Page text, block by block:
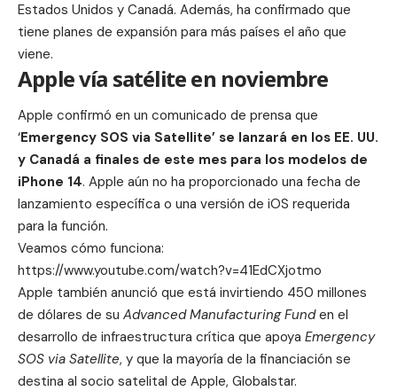
Estados Unidos y Canadá. Además, ha confirmado que
tiene planes de expansión para más países el año que
viene.
Apple vía satélite en noviembre
Apple confirmó en un comunicado de prensa que
‘Emergency SOS via Satellite’ se lanzará en los EE. UU.
y Canadá a finales de este mes para los modelos de
iPhone 14. Apple aún no ha proporcionado una fecha de
lanzamiento específica o una versión de iOS requerida
para la función.
Veamos cómo funciona:
https://www.youtube.com/watch?v=41EdCXjotmo
Apple también anunció que está invirtiendo 450 millones
de dólares de su Advanced Manufacturing Funden el
desarrollo de infraestructura crítica que apoya Emergency
SOS via Satellite, y que la mayoría de la financiación se
destina al socio satelital de Apple, Globalstar.